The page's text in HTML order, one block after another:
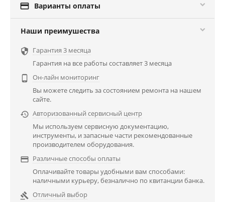
 Варианты оплаты
Наши преимушества
 Гарантия 3 месяца
Гарантия на все работы составляет 3 месяца

Он-лайн мониторинг
Вы можете следить за состоянием ремонта на нашем
сайте.
 Авторизованный сервисный центр
Мы используем сервисную документацию,
инструменты, и запасные части рекомендованные
производителем оборудования.
 Различные способы оплаты
Оплачивайте товары удобными вам способами:
наличными курьеру, безналично по квитанции банка.
 Отличный выбор